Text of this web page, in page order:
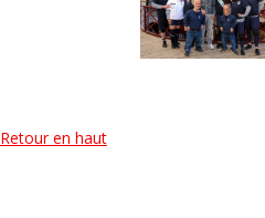
Retour en haut